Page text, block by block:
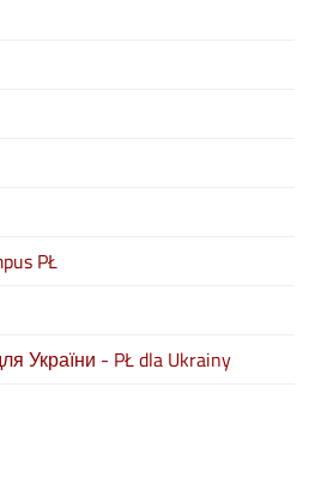
PŁ
України - PŁ dla Ukrainy